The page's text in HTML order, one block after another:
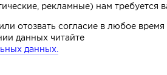
мороженого,
образ емкости с
рекламные) нам требуется
отозвать согласие в любое
данных читайте
данных.